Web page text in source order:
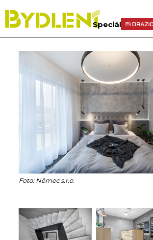
Speciál
Foto: Němec s.r.o.